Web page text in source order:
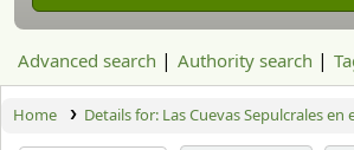
Advanced search Authority search
Home Details for: Las Cuevas Sepulcrales en